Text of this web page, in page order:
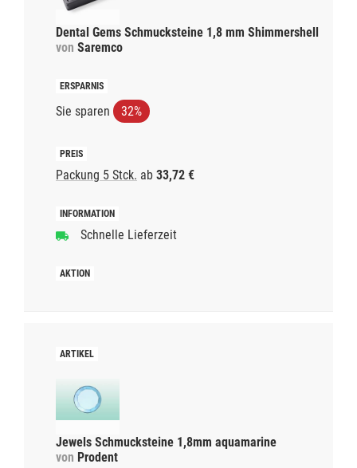
Dental Gems Schmucksteine 1,8 mm Shimmershell
von Saremco
Sie sparen 32%
Packung 5 Stck. ab 33,72 €
Schnelle Lieferzeit
Jewels Schmucksteine 1,8mm aquamarine
von Prodent